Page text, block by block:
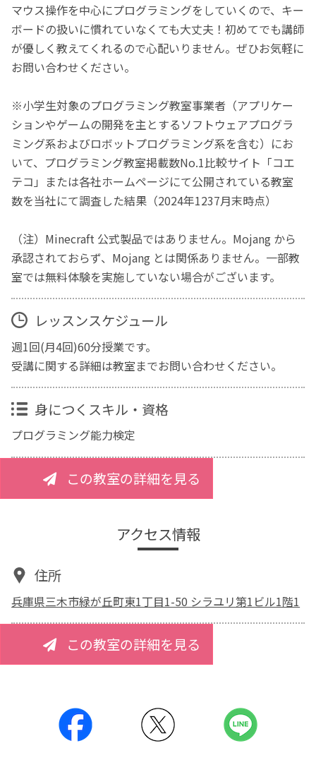
マウス操作を中心にプログラミングをしていくので、キー
ボードの扱いに慣れていなくても大丈夫！初めてでも講師
が優しく教えてくれるので心配いりません。ぜひお気軽に
お問い合わせください。
※小学生対象のプログラミング教室事業者（アプリケー
ションやゲームの開発を主とするソフトウェアプログラ
ミング系およびロボットプログラミング系を含む）にお
いて、プログラミング教室掲載数No.1比較サイト「コエ
テコ」または各社ホームページにて公開されている教室
数を当社にて調査した結果（2024年1237月末時点）
（注）Minecraft 公式製品ではありません。Mojang から
承認されておらず、Mojang とは関係ありません。一部教
室では無料体験を実施していない場合がございます。
レッスンスケジュール
週1回(月4回)60分授業です。
受講に関する詳細は教室までお問い合わせください。
身につくスキル・資格
プログラミング能力検定
この教室の詳細を見る
アクセス情報
住所
兵庫県三木市緑が丘町東1丁目1-50 シラユリ第1ビル1階1
この教室の詳細を見る